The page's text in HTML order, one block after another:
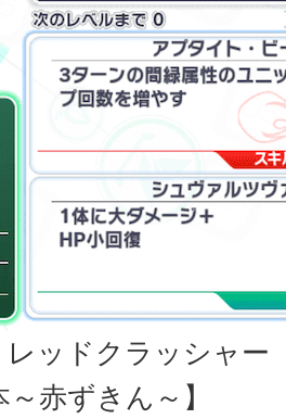
ッドクラッシャー
～赤ずきん～】